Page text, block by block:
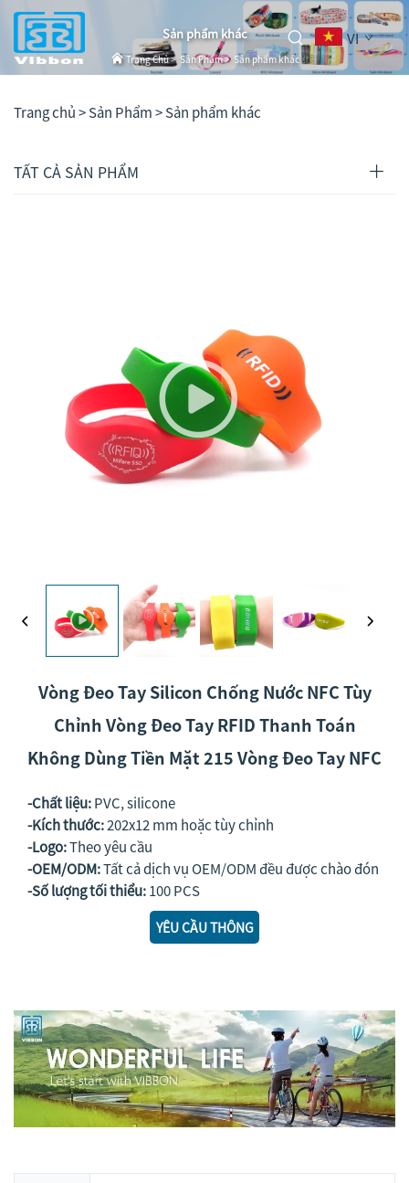
VI
Sản phẩm khác
Trang Chủ> Sản Phẩm> Sản phẩm khác
Trang chủ >Sản Phẩm>Sản phẩm khác
TẤT CẢ SẢN PHẨM
Vòng Đeo Tay Silicon Chống Nước NFC Tùy
Chỉnh Vòng Đeo Tay RFID Thanh Toán
Không Dùng Tiền Mặt 215 Vòng Đeo Tay NFC
-Chất liệu:PVC, silicone
-Kích thước:202x12 mm hoặc tùy chỉnh
-Logo:Theo yêu cầu
-OEM/ODM:Tất cả dịch vụ OEM/ODM đều được chào đón
-Số lượng tối thiểu:100 PCS
YÊU CẦU THÔNG